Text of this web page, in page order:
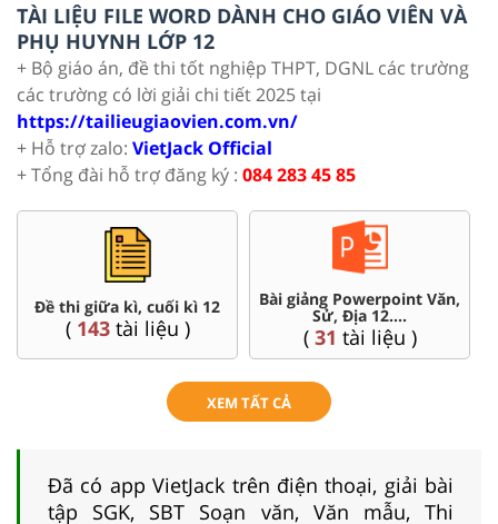
TÀI LIỆU FILE WORD DÀNH CHO GIÁO VIÊN VÀ
PHỤ HUYNH LỚP 12
+ Bộ giáo án, đề thi tốt nghiệp THPT, DGNL các trường
các trường có lời giải chi tiết 2025 tại
https://tailieugiaovien.com.vn/
+ Hỗ trợ zalo: VietJack Official
+ Tổng đài hỗ trợ đăng ký : 084 283 45 85
Đề thi giữa kì, cuối kì 12
( 143tài liệu )
Bài giảng Powerpoint Văn,
Sử, Địa 12....
( 31 tài liệu )
XEM TẤT CẢ
Đã có app VietJack trên điện thoại, giải bài
tập SGK, SBT Soạn văn, Văn mẫu, Thi